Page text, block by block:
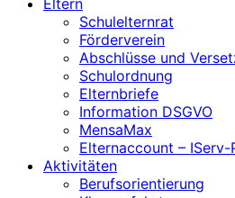
Eltern
Schulelternrat
Förderverein
Abschlüsse und
Schulordnung
Elternbriefe
Information DSGVO
MensaMax
Elternaccount –
Aktivitäten
Berufsorientierung